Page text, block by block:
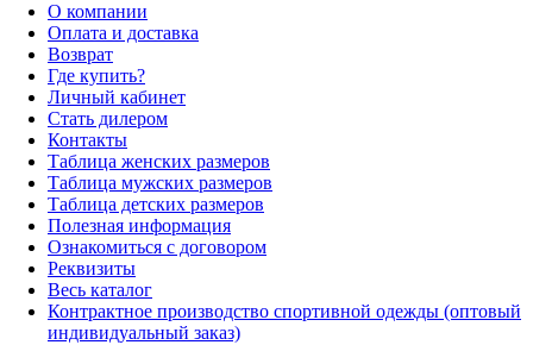
О компании
Оплата и доставка
Возврат
Где купить?
Личный кабинет
Стать дилером
Контакты
Таблица женских размеров
Таблица мужских размеров
Таблица детских размеров
Полезная информация
Ознакомиться с договором
Реквизиты
Весь каталог
Контрактное производство спортивной одежды (оптовый
индивидуальный заказ)